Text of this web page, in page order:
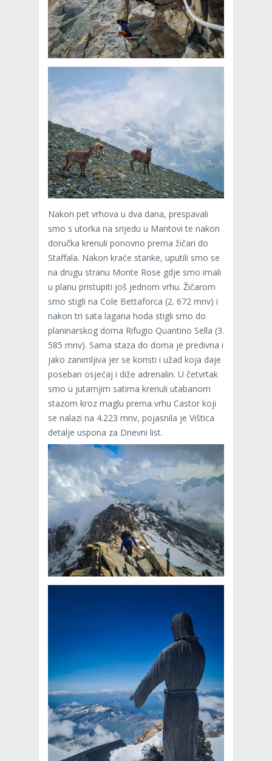
Nakon pet vrhova u dva dana, prespavali
smo s utorka na srijedu u Mantovi te nakon
doručka krenuli ponovno prema žičari do
Staffala. Nakon kraće stanke, uputili smo se
na drugu stranu Monte Rose gdje smo imali
u planu pristupiti još jednom vrhu. Žičarom
smo stigli na Cole Bettaforca (2. 672 mnv) i
nakon tri sata lagana hoda stigli smo do
planinarskog doma Rifugio Quantino Sella (3.
585 mnv). Sama staza do doma je predivna i
jako zanimljiva jer se koristi i užad koja daje
poseban osjećaj i diže adrenalin. U četvrtak
smo u jutarnjim satima krenuli utabanom
stazom kroz maglu prema vrhu Castor koji
se nalazi na 4.223 mnv, pojasnila je Vištica
detalje uspona za Dnevni list.